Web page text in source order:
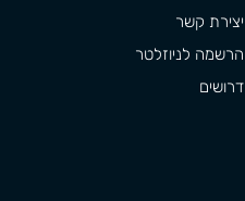
יצירת קשר
הרשמה לניוזלטר
דרושים